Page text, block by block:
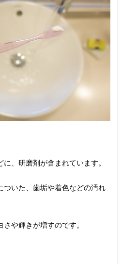
、研磨剤が含まれています。
ついた、歯垢や着色などの汚れ
や輝きが増すのです。